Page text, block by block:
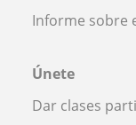
Informe sobre
Únete
Dar clases